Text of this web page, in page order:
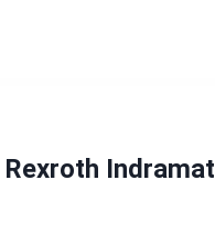
Indramat